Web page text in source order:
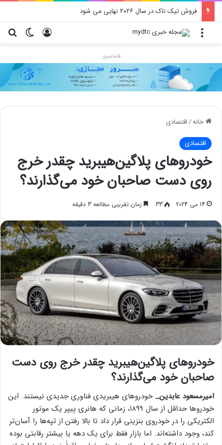
بدافزاری که با پوشش تبلیغ در گوگل‌پلی جولان می‌دهد!
تغییر ورود منو
فاماسرور
خانه/اقتصادی
اقتصادی
خودروهای پلاگین‌هیبرید چقدر خرج
روی دست صاحبان خود می‌گذارند؟
14 می 2024 33 زمان تقریبی مطالعه 3 دقیقه
خودروهای پلاگین‌هیبرید چقدر خرج روی دست
صاحبان خود می‌گذارند؟
امیرمسعود عابدین_ خودروهای هیبریدی فناوری جدیدی نیستند. این
خودروها حداقل از سال ۱۸۹۹، زمانی که هانری پیپر یک موتور
الکتریکی را در خودروی بنزینی قرار داد تا بالا رفتن از تپه‌ها را آسان‌تر
کند، وجود داشته‌اند. اما بازار فقط برای یک دهه یا بیشتر رقابتی بوده